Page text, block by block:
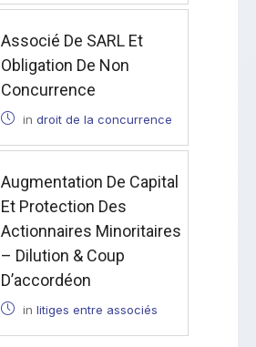
Associé De SARL Et
Obligation De Non
Concurrence
in droit de la concurrence
Augmentation De Capital
Et Protection Des
Actionnaires Minoritaires
– Dilution & Coup
D’accordéon
in litiges entre associés